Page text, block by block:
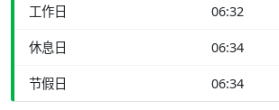
工作日 06:32
休息日 06:34
节假日 06:34